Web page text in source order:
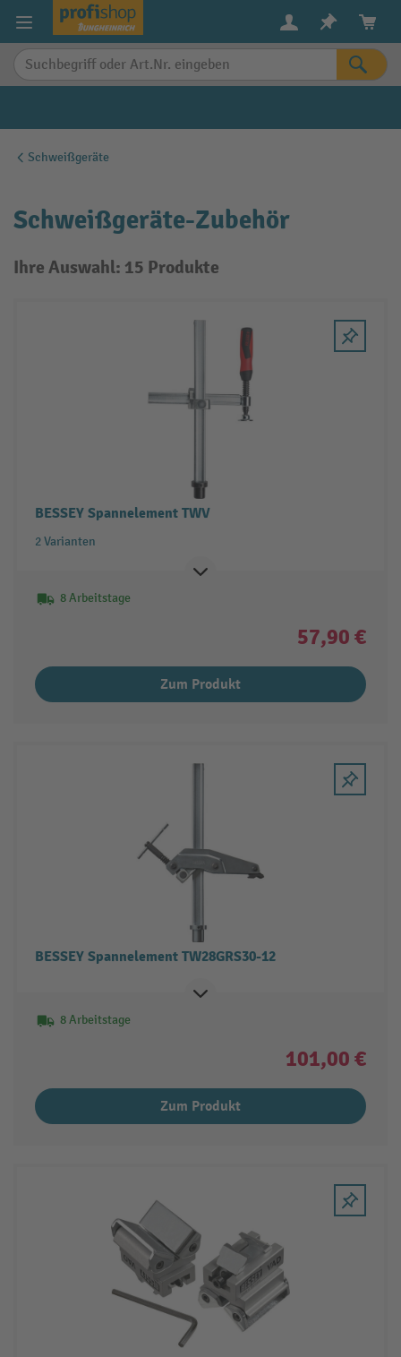
springen
Schweißgeräte
Schweißgeräte-Zubehör
Ihre Auswahl: 15 Produkte
BESSEY Spannelement TWV
2 Varianten
8 Arbeitstage
57,90 €
Zum Produkt
BESSEY Spannelement TW28GRS30-12
8 Arbeitstage
101,00 €
Zum Produkt